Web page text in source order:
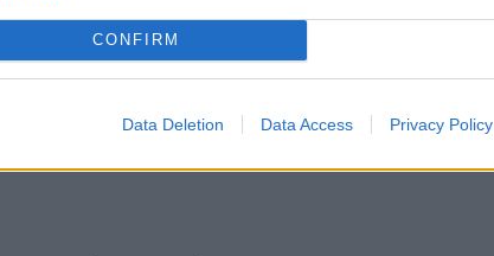
CONFIRM
Data Deletion Data Access Privacy Policy